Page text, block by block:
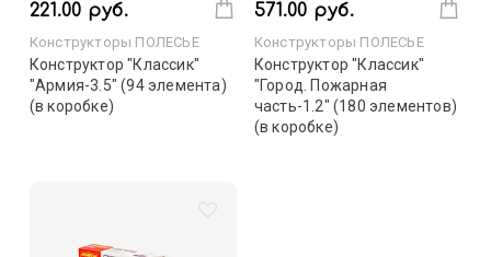
221.00 руб.
Конструкторы ПОЛЕСЬЕ
Конструктор "Классик"
"Армия-3.5" (94 элемента)
(в коробке)
571.00 руб.
Конструкторы ПОЛЕСЬЕ
Конструктор "Классик"
"Город. Пожарная
часть-1.2" (180 элементов)
(в коробке)